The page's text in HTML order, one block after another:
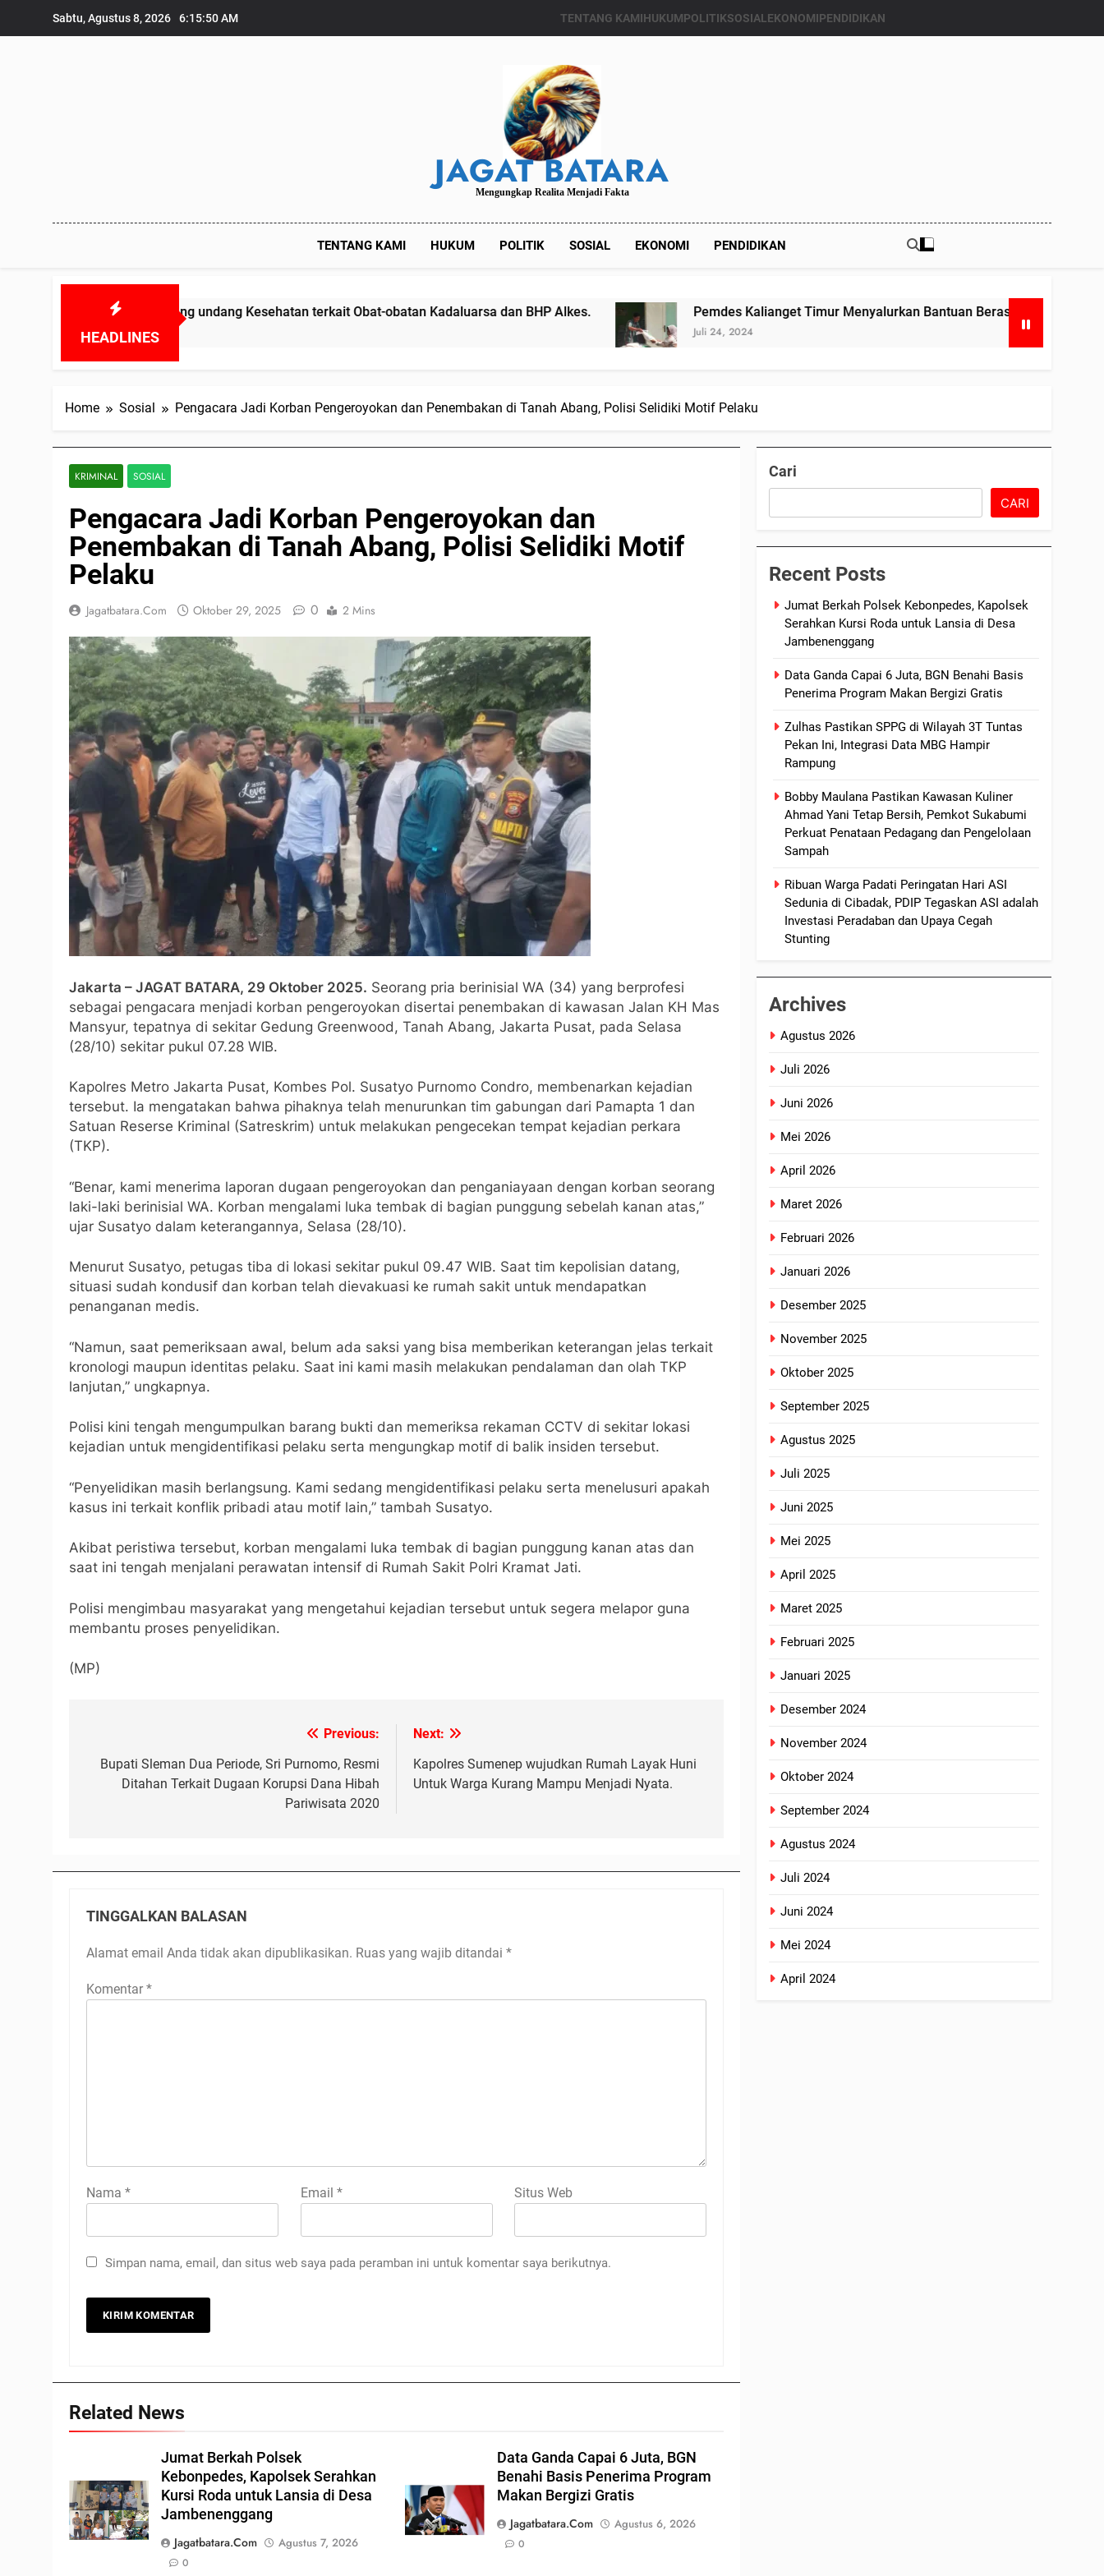
Sabtu, Agustus 8, 2026 6:15:50 AM TENTANG KAMIHUKUMPOLITIKSOSIALEKONOMIPENDIDIKAN
JAGAT BATARA
Mengungkap Realita Menjadi Fakta
TENTANG KAMI HUKUM POLITIK SOSIAL EKONOMI PENDIDIKAN
HEADLINES
melanggar Undang undang Kesehatan terkait Obat-obatan Kadaluarsa dan BHP Alkes. Pemdes Kalianget Timur Menyalurkan Bantuan Beras Bapang (Bantuan
Juli 24, 2024
Home Sosial Pengacara Jadi Korban Pengeroyokan dan Penembakan di Tanah Abang, Polisi Selidiki Motif Pelaku
KRIMINAL SOSIAL
Pengacara Jadi Korban Pengeroyokan dan
Penembakan di Tanah Abang, Polisi Selidiki Motif
Pelaku
Jagatbatara.com Oktober 29, 2025 0 2 Mins
Jakarta – JAGAT BATARA, 29 Oktober 2025. Seorang pria berinisial WA (34) yang berprofesi
sebagai pengacara menjadi korban pengeroyokan disertai penembakan di kawasan Jalan KH Mas
Mansyur, tepatnya di sekitar Gedung Greenwood, Tanah Abang, Jakarta Pusat, pada Selasa
(28/10) sekitar pukul 07.28 WIB.
Kapolres Metro Jakarta Pusat, Kombes Pol. Susatyo Purnomo Condro, membenarkan kejadian
tersebut. Ia mengatakan bahwa pihaknya telah menurunkan tim gabungan dari Pamapta 1 dan
Satuan Reserse Kriminal (Satreskrim) untuk melakukan pengecekan tempat kejadian perkara
(TKP).
“Benar, kami menerima laporan dugaan pengeroyokan dan penganiayaan dengan korban seorang
laki-laki berinisial WA. Korban mengalami luka tembak di bagian punggung sebelah kanan atas,”
ujar Susatyo dalam keterangannya, Selasa (28/10).
Menurut Susatyo, petugas tiba di lokasi sekitar pukul 09.47 WIB. Saat tim kepolisian datang,
situasi sudah kondusif dan korban telah dievakuasi ke rumah sakit untuk mendapatkan
penanganan medis.
“Namun, saat pemeriksaan awal, belum ada saksi yang bisa memberikan keterangan jelas terkait
kronologi maupun identitas pelaku. Saat ini kami masih melakukan pendalaman dan olah TKP
lanjutan,” ungkapnya.
Polisi kini tengah mengumpulkan barang bukti dan memeriksa rekaman CCTV di sekitar lokasi
kejadian untuk mengidentifikasi pelaku serta mengungkap motif di balik insiden tersebut.
“Penyelidikan masih berlangsung. Kami sedang mengidentifikasi pelaku serta menelusuri apakah
kasus ini terkait konflik pribadi atau motif lain,” tambah Susatyo.
Akibat peristiwa tersebut, korban mengalami luka tembak di bagian punggung kanan atas dan
saat ini tengah menjalani perawatan intensif di Rumah Sakit Polri Kramat Jati.
Polisi mengimbau masyarakat yang mengetahui kejadian tersebut untuk segera melapor guna
membantu proses penyelidikan.
(MP)
pos
Previous:
Bupati Sleman Dua Periode, Sri Purnomo, Resmi
Ditahan Terkait Dugaan Korupsi Dana Hibah
Pariwisata 2020
Next:
Kapolres Sumenep wujudkan Rumah Layak Huni
Untuk Warga Kurang Mampu Menjadi Nyata.
TINGGALKAN BALASAN
Alamat email Anda tidak akan dipublikasikan. Ruas yang wajib ditandai *
Komentar *
Nama * Email * Situs Web
Simpan nama, email, dan situs web saya pada peramban ini untuk komentar saya berikutnya.
Related News
Jumat Berkah Polsek
Kebonpedes, Kapolsek Serahkan
Kursi Roda untuk Lansia di Desa
Jambenenggang
Jagatbatara.com
Agustus 7, 2026
0
Data Ganda Capai 6 Juta, BGN
Benahi Basis Penerima Program
Makan Bergizi Gratis
Jagatbatara.com
Agustus 6, 2026
0
Cari
CARI
Recent Posts
Jumat Berkah Polsek Kebonpedes, Kapolsek
Serahkan Kursi Roda untuk Lansia di Desa
Jambenenggang
Data Ganda Capai 6 Juta, BGN Benahi Basis
Penerima Program Makan Bergizi Gratis
Zulhas Pastikan SPPG di Wilayah 3T Tuntas
Pekan Ini, Integrasi Data MBG Hampir
Rampung
Bobby Maulana Pastikan Kawasan Kuliner
Ahmad Yani Tetap Bersih, Pemkot Sukabumi
Perkuat Penataan Pedagang dan Pengelolaan
Sampah
Ribuan Warga Padati Peringatan Hari ASI
Sedunia di Cibadak, PDIP Tegaskan ASI adalah
Investasi Peradaban dan Upaya Cegah
Stunting
Archives
Agustus 2026
Juli 2026
Juni 2026
Mei 2026
April 2026
Maret 2026
Februari 2026
Januari 2026
Desember 2025
November 2025
Oktober 2025
September 2025
Agustus 2025
Juli 2025
Juni 2025
Mei 2025
April 2025
Maret 2025
Februari 2025
Januari 2025
Desember 2024
November 2024
Oktober 2024
September 2024
Agustus 2024
Juli 2024
Juni 2024
Mei 2024
April 2024